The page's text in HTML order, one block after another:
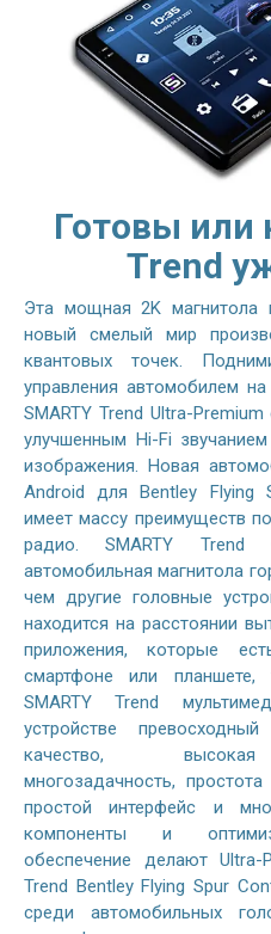
Готовы или
Trend
Эта мощная 2K
новый смелый мир
квантовых точек.
управления автомобилем
SMARTY Trend Ultra-
улучшенным Hi-Fi
изображения. Новая
Android для Bentley Flying
имеет массу преимуществ
радио. SMARTY
автомобильная магнитола
чем другие головные
находится на расстоянии
приложения, которые
смартфоне или
SMARTY Trend
устройстве
качество, высокая
многозадачность,
простой интерфейс и
компоненты и
обеспечение делают Ultra-
Trend Bentley Flying Spur
среди автомобильных